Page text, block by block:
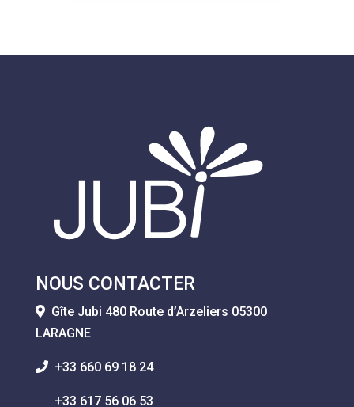
NOUS CONTACTER
Gîte Jubi 480 Route d’Arzeliers 05300
LARAGNE
+33 660 69 18 24
+33 617 56 06 53